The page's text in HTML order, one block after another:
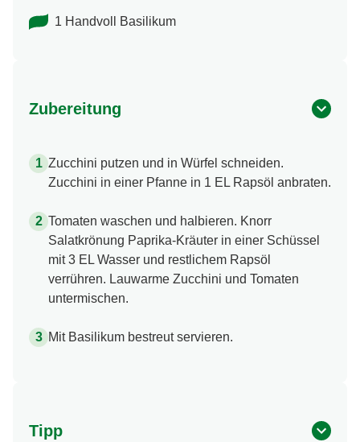
1 Handvoll Basilikum
Zubereitung
Zucchini putzen und in Würfel schneiden.
Zucchini in einer Pfanne in 1 EL Rapsöl anbraten.
Tomaten waschen und halbieren. Knorr
Salatkrönung Paprika-​Kräuter in einer Schüssel
mit 3 EL Wasser und restlichem Rapsöl
verrühren. Lauwarme Zucchini und Tomaten
untermischen.
Mit Basilikum bestreut servieren.
Tipp